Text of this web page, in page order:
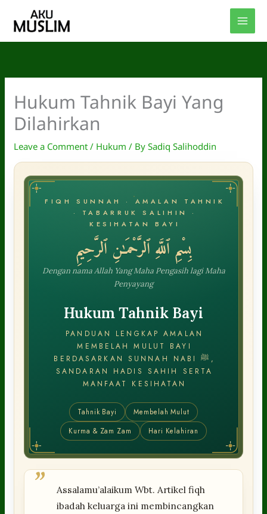
Hukum Tahnik Bayi Yang
Dilahirkan
Leave a Comment / Hukum / BySadiq Salihoddin
FIQH SUNNAH · AMALAN TAHNIK
· TABARRUK SALIHIN ·
KESIHATAN BAYI
بِسْمِ ٱللَّهِ ٱلرَّحْمَـٰنِ ٱلرَّحِيمِ
Dengan nama Allah Yang Maha Pengasih lagi Maha
Penyayang
Hukum Tahnik Bayi
PANDUAN LENGKAP AMALAN
MEMBELAH MULUT BAYI
BERDASARKAN SUNNAH NABI ﷺ,
SANDARAN HADIS SAHIH SERTA
MANFAAT KESIHATAN
Tahnik Bayi
Membelah Mulut
Kurma & Zam Zam
Hari Kelahiran
”
Assalamu’alaikum Wbt. Artikel fiqh
ibadah keluarga ini membincangkan